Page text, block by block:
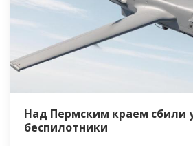
Над Пермским краем сбили
беспилотники